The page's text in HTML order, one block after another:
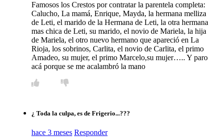
Famosos los Crestos por contratar la parentela completa:
Calucho, La mamá, Enrique, Mayda, la hermana melliza
de Leti, el marido de la Hermana de Leti, la otra hermana
mas chica de Leti, su marido, el novio de Mariela, la hija
de Mariela, el otro nuevo hermano que apareció en La
Rioja, los sobrinos, Carlita, el novio de Carlita, el primo
Amadeo, su mujer, el primo Marcelo,su mujer….. Y paro
acá porque se me acalambró la mano
¿ Toda la culpa, es de Frigerio...???
hace 3 meses Responder